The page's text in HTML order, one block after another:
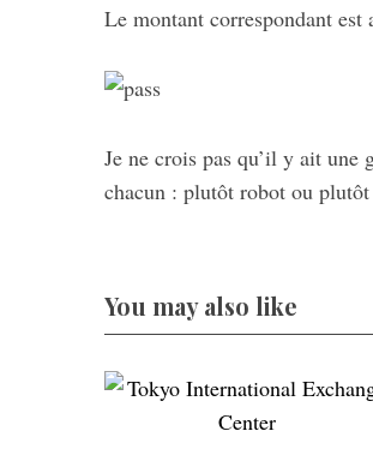
Le montant correspondant
Je ne crois pas qu’il y ait une
chacun : plutôt robot ou
You may also like